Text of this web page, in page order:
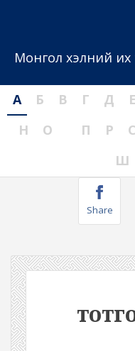
Монгол хэлний их
А Б В Г Д Е
Н
О П Р С
Ш
Share